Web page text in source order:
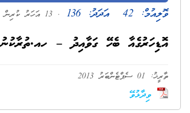
ވޮލިއުމް: 42 އަދަދު:136 . 13 އަހަރު ކުރިން
އޮޑިހަރުގެއާ ބެހޭ ގަވާއިދު – ހއ.ތުރާކުނު
ތާރީޚު: 01 ސެޕްޓެންބަރު 2013
ވިދާޅުވޭ